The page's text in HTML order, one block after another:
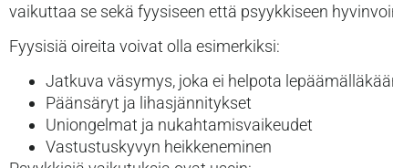
vaikuttaa se sekä fyysiseen että psyykkiseen
Fyysisiä oireita voivat olla esimerkiksi:
Jatkuva väsymys, joka ei helpota
Päänsäryt ja lihasjännitykset
Uniongelmat ja nukahtamisvaikeudet
Vastustuskyvyn heikkeneminen